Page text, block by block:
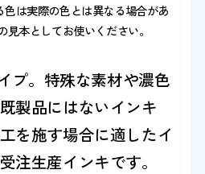
は実際の色とは異なる場合があ
見本としてお使いください。
プ。特殊な素材や濃色
製品にはないインキ
を施す場合に適したイ
注生産インキです。